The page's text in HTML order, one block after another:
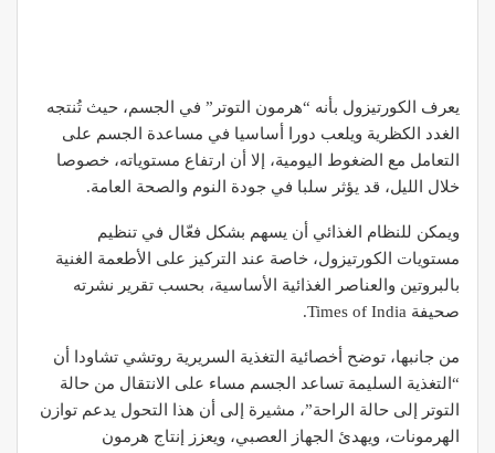
يعرف الكورتيزول بأنه “هرمون التوتر” في الجسم، حيث تُنتجه
الغدد الكظرية ويلعب دورا أساسيا في مساعدة الجسم على
التعامل مع الضغوط اليومية، إلا أن ارتفاع مستوياته، خصوصا
خلال الليل، قد يؤثر سلبا في جودة النوم والصحة العامة.
ويمكن للنظام الغذائي أن يسهم بشكل فعّال في تنظيم
مستويات الكورتيزول، خاصة عند التركيز على الأطعمة الغنية
بالبروتين والعناصر الغذائية الأساسية، بحسب تقرير نشرته
صحيفة Times of India.
من جانبها، توضح أخصائية التغذية السريرية روتشي تشاودا أن
“التغذية السليمة تساعد الجسم مساء على الانتقال من حالة
التوتر إلى حالة الراحة”، مشيرة إلى أن هذا التحول يدعم توازن
الهرمونات، ويهدئ الجهاز العصبي، ويعزز إنتاج هرمون